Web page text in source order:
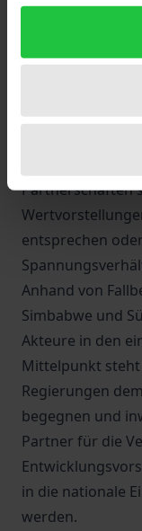
gesammelt haben.
Externe Akteure
Institutionen,
meist eine
diesem Band
Partnerschaften
entsprechen
Anhand von
Simbabwe und
Akteure in den
Mittelpunkt steht
Regierungen
begegnen und
Partner für die
in die nationale
werden.